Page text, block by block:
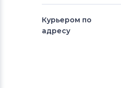
Курьером по
адресу